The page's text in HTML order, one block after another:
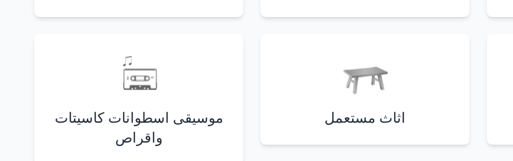
اثاث مستعمل
موسيقى اسطوانات كاسيتات
واقراص